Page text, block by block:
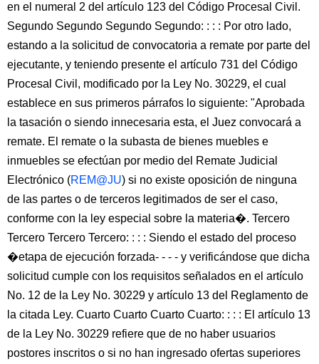
en el numeral 2 del artículo 123 del Código Procesal Civil.
Segundo Segundo Segundo Segundo: : : : Por otro lado,
estando a la solicitud de convocatoria a remate por parte del
ejecutante, y teniendo presente el artículo 731 del Código
Procesal Civil, modificado por la Ley No. 30229, el cual
establece en sus primeros párrafos lo siguiente: "Aprobada
la tasación o siendo innecesaria esta, el Juez convocará a
remate. El remate o la subasta de bienes muebles e
inmuebles se efectúan por medio del Remate Judicial
Electrónico (REM@JU) si no existe oposición de ninguna
de las partes o de terceros legitimados de ser el caso,
conforme con la ley especial sobre la materia�. Tercero
Tercero Tercero Tercero: : : : Siendo el estado del proceso
�etapa de ejecución forzada- - - - y verificándose que dicha
solicitud cumple con los requisitos señalados en el artículo
No. 12 de la Ley No. 30229 y artículo 13 del Reglamento de
la citada Ley. Cuarto Cuarto Cuarto Cuarto: : : : El artículo 13
de la Ley No. 30229 refiere que de no haber usuarios
postores inscritos o si no han ingresado ofertas superiores